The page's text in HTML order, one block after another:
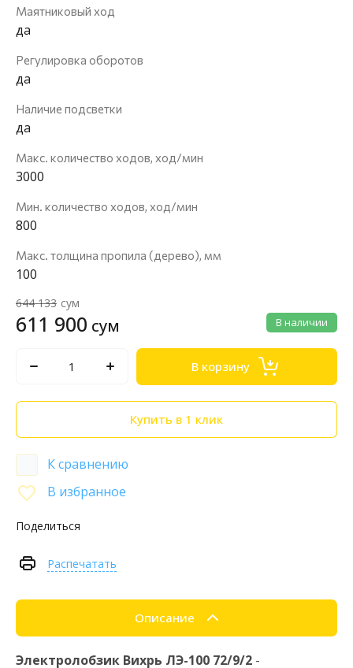
Маятниковый ход
да
Регулировка оборотов
да
Наличие подсветки
да
Макс. количество ходов, ход/мин
3000
Мин. количество ходов, ход/мин
800
Макс. толщина пропила (дерево), мм
100
В наличии
644 133 сум
611 900 сум
В корзину
Купить в 1 клик
К сравнению
В избранное
Поделиться
Распечатать
Описание
Электролобзик Вихрь ЛЭ-100 72/9/2 -